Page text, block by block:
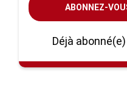
ABONNEZ-
Déjà abonné(e)